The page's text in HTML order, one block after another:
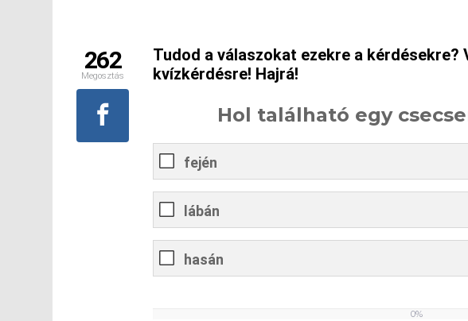
Tudod a válaszokat ezekre a kérdésekre?
kvízkérdésre! Hajrá!
Hol található egy
fején
lábán
hasán
0%
262
Megosztás